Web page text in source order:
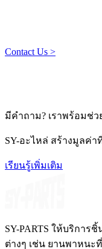
Contact Us >
มีคำถาม? เราพร้อมช่
SY-อะไหล่ สร้างมูลค่
เรียนรู้เพิ่มเติม
SY-PARTS ให้บริกา
ต่างๆ เช่น ยานพาหนะ